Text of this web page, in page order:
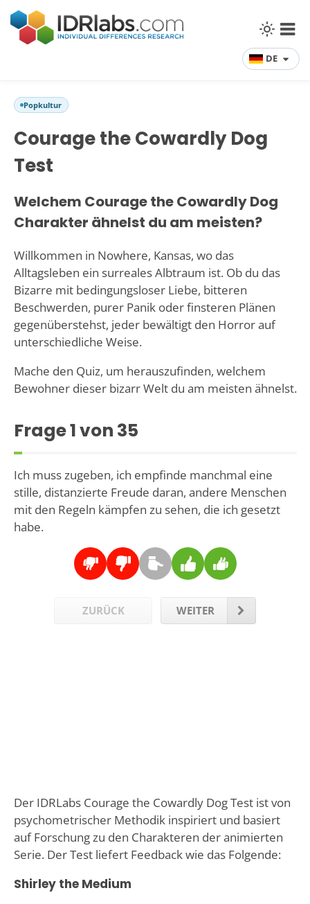
DE
Popkultur
Courage the Cowardly Dog
Test
Welchem Courage the Cowardly Dog
Charakter ähnelst du am meisten?
Willkommen in Nowhere, Kansas, wo das
Alltagsleben ein surreales Albtraum ist. Ob du das
Bizarre mit bedingungsloser Liebe, bitteren
Beschwerden, purer Panik oder finsteren Plänen
gegenüberstehst, jeder bewältigt den Horror auf
unterschiedliche Weise.
Mache den Quiz, um herauszufinden, welchem
Bewohner dieser bizarr Welt du am meisten ähnelst.
Frage1von 35
Ich muss zugeben, ich empfinde manchmal eine
stille, distanzierte Freude daran, andere Menschen
mit den Regeln kämpfen zu sehen, die ich gesetzt
habe.
ZURÜCK WEITER
Der IDRLabs Courage the Cowardly Dog Test ist von
psychometrischer Methodik inspiriert und basiert
auf Forschung zu den Charakteren der animierten
Serie. Der Test liefert Feedback wie das Folgende:
Shirley the Medium